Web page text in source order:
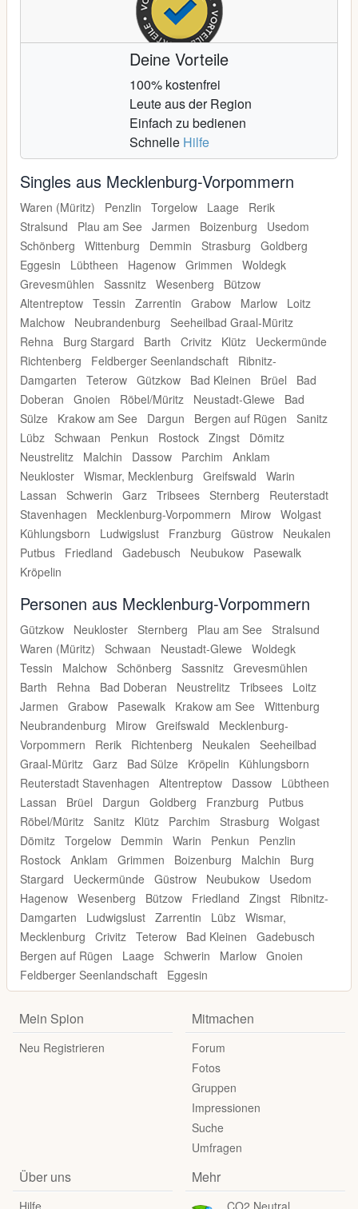
Deine Vorteile
100% kostenfrei
Leute aus der Region
Einfach zu bedienen
Schnelle Hilfe
Singles aus Mecklenburg-Vorpommern
Waren (Müritz) Penzlin Torgelow Laage
Rerik
Stralsund
Plau am See Jarmen Boizenburg
Usedom
Schönberg
Wittenburg Demmin Strasburg
Goldberg
Eggesin
Lübtheen Hagenow Grimmen
Woldegk
Grevesmühlen
Sassnitz Wesenberg
Bützow
Altentreptow Tessin Zarrentin Grabow Marlow
Loitz
Malchow
Neubrandenburg
Seeheilbad Graal-Müritz
Rehna
Burg Stargard Barth Crivitz Klütz
Ueckermünde
Richtenberg
Feldberger Seenlandschaft
Ribnitz-
Damgarten
Teterow Gützkow Bad Kleinen Brüel
Bad
Doberan
Gnoien Röbel/Müritz Neustadt-Glewe
Bad
Sülze
Krakow am See Dargun Bergen auf Rügen
Sanitz
Lübz Schwaan Penkun Rostock Zingst
Dömitz
Neustrelitz
Malchin Dassow Parchim
Anklam
Neukloster Wismar, Mecklenburg Greifswald
Warin
Lassan
Schwerin Garz Tribsees Sternberg
Reuterstadt
Stavenhagen
Mecklenburg-Vorpommern Mirow Wolgast
Kühlungsborn
Ludwigslust Franzburg Güstrow
Neukalen
Putbus
Friedland Gadebusch Neubukow
Pasewalk
Kröpelin
Personen aus Mecklenburg-Vorpommern
Gützkow Neukloster Sternberg Plau am See
Stralsund
Waren (Müritz)
Schwaan Neustadt-Glewe
Woldegk
Tessin
Malchow Schönberg Sassnitz Grevesmühlen
Barth
Rehna Bad Doberan Neustrelitz Tribsees
Loitz
Jarmen
Grabow Pasewalk Krakow am See
Wittenburg
Neubrandenburg
Mirow Greifswald
Mecklenburg-
Vorpommern
Rerik Richtenberg Neukalen
Seeheilbad
Graal-Müritz Garz Bad Sülze Kröpelin
Kühlungsborn
Reuterstadt Stavenhagen
Altentreptow Dassow
Lübtheen
Lassan
Brüel Dargun Goldberg Franzburg
Putbus
Röbel/Müritz Sanitz Klütz Parchim Strasburg
Wolgast
Dömitz Torgelow Demmin Warin Penkun
Penzlin
Rostock Anklam Grimmen Boizenburg Malchin
Burg
Stargard
Ueckermünde Güstrow Neubukow
Usedom
Hagenow Wesenberg Bützow Friedland Zingst
Ribnitz-
Damgarten
Ludwigslust Zarrentin Lübz Wismar,
Mecklenburg
Crivitz Teterow Bad Kleinen
Gadebusch
Bergen auf Rügen
Laage Schwerin Marlow Gnoien
Feldberger Seenlandschaft
Eggesin
Mein Spion
Neu Registrieren
Mitmachen
Forum
Fotos
Gruppen
Impressionen
Suche
Umfragen
Über uns Mehr